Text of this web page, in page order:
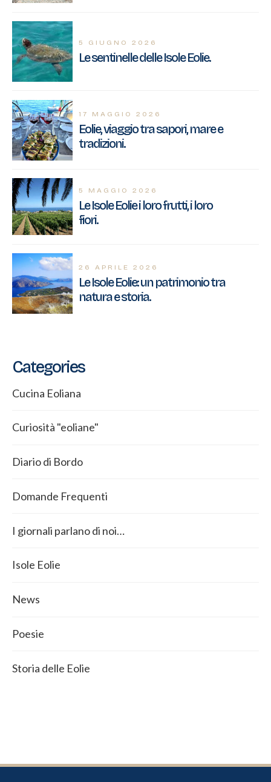
5 GIUGNO 2026
Le sentinelle delle Isole Eolie.
17 MAGGIO 2026
Eolie, viaggio tra sapori, mare e
tradizioni.
5 MAGGIO 2026
Le Isole Eolie i loro frutti, i loro
fiori.
26 APRILE 2026
Le Isole Eolie: un patrimonio tra
natura e storia.
Categories
Cucina Eoliana
Curiosità "eoliane"
Diario di Bordo
Domande Frequenti
I giornali parlano di noi…
Isole Eolie
News
Poesie
Storia delle Eolie